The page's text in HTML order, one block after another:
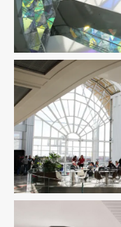
Immobilier Commercial